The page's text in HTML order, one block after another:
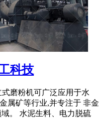
科技
磨粉机可广泛应用于水
属矿等行业,并专注于 非金
。 水泥生料、电力脱硫